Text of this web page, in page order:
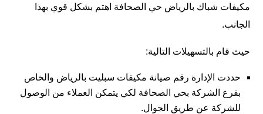
مكيفات شباك بالرياض حي الصحافة اهتم بشكل قوي بهذا
الجانب.
حيث قام بالتسهيلات التالية:
حددت الإدارة رقم صيانة مكيفات سبليت بالرياض والخاص
بفرع الشركة بحي الصحافة لكي يتمكن العملاء من الوصول
للشركة عن طريق الجوال.